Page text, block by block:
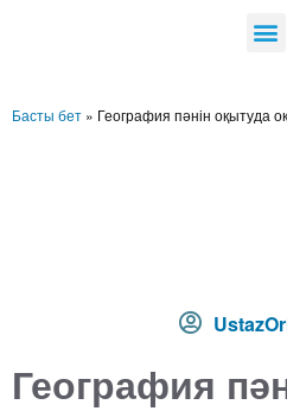
Басты бет » География пәнін оқытуда
География